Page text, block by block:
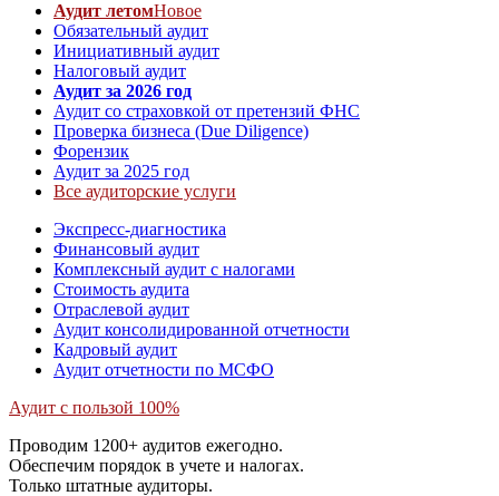
Аудит летомНовое
Обязательный аудит
Инициативный аудит
Налоговый аудит
Аудит за 2026 год
Аудит со страховкой от претензий ФНС
Проверка бизнеса (Due Diligence)
Форензик
Аудит за 2025 год
Все аудиторские услуги
Экспресс-диагностика
Финансовый аудит
Комплексный аудит с налогами
Стоимость аудита
Отраслевой аудит
Аудит консолидированной отчетности
Кадровый аудит
Аудит отчетности по МСФО
Аудит с пользой 100%
Проводим 1200+ аудитов ежегодно.
Обеспечим порядок в учете и налогах.
Только штатные аудиторы.